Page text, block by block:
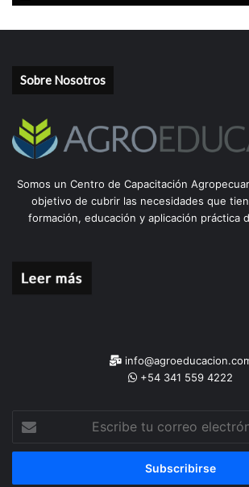
Sobre Nosotros
Somos un Centro de Capacitación
objetivo de cubrir las necesidades que
formación, educación y aplicación práctica
+54 341 559 4222
correo